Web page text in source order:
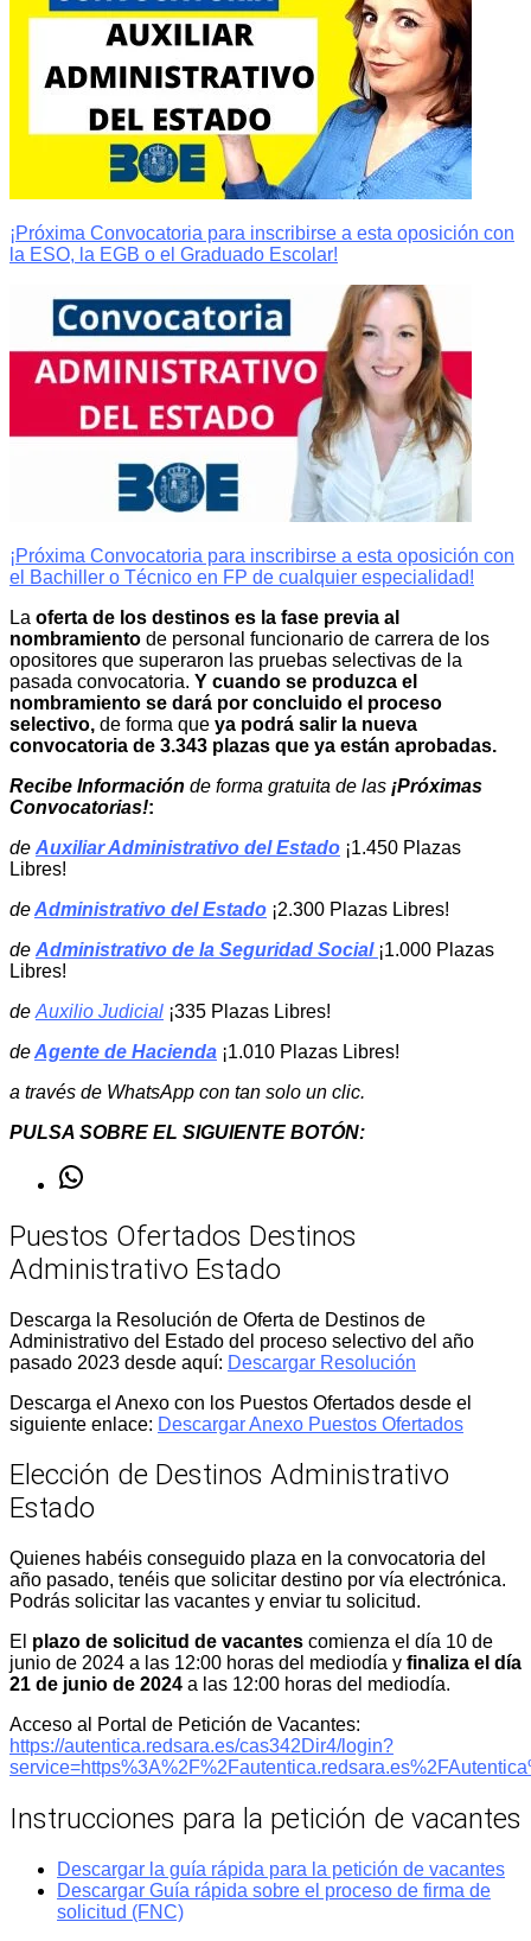
¡Próxima Convocatoria para inscribirse a esta oposición con
la ESO, la EGB o el Graduado Escolar!
¡Próxima Convocatoria para inscribirse a esta oposición con
el Bachiller o Técnico en FP de cualquier especialidad!
La oferta de los destinos es la fase previa al
nombramiento de personal funcionario de carrera de los
opositores que superaron las pruebas selectivas de la
pasada convocatoria. Y cuando se produzca el
nombramiento se dará por concluido el proceso
selectivo, de forma que ya podrá salir la nueva
convocatoria de 3.343 plazas que ya están aprobadas.
Recibe Información de forma gratuita de las ¡Próximas
Convocatorias!:
de Auxiliar Administrativo del Estado ¡1.450 Plazas
Libres!
deAdministrativo del Estado ¡2.300 Plazas Libres!
de Administrativo de la Seguridad Social ¡1.000 Plazas
Libres!
de Auxilio Judicial ¡335 Plazas Libres!
deAgente de Hacienda ¡1.010 Plazas Libres!
a través de WhatsApp con tan solo un clic.
PULSA SOBRE EL SIGUIENTE BOTÓN:
Puestos Ofertados Destinos
Administrativo Estado
Descarga la Resolución de Oferta de Destinos de
Administrativo del Estado del proceso selectivo del año
pasado 2023 desde aquí: Descargar Resolución
Descarga el Anexo con los Puestos Ofertados desde el
siguiente enlace: Descargar Anexo Puestos Ofertados
Elección de Destinos Administrativo
Estado
Quienes habéis conseguido plaza en la convocatoria del
año pasado, tenéis que solicitar destino por vía electrónica.
Podrás solicitar las vacantes y enviar tu solicitud.
El plazo de solicitud de vacantes comienza el día 10 de
junio de 2024 a las 12:00 horas del mediodía y finaliza el día
21 de junio de 2024 a las 12:00 horas del mediodía.
Acceso al Portal de Petición de Vacantes:
https://autentica.redsara.es/cas342Dir4/login?
Instrucciones para la petición de vacantes
Descargar la guía rápida para la petición de vacantes
Descargar Guía rápida sobre el proceso de firma de
solicitud (FNC)